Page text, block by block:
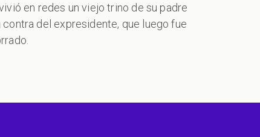
en redes un viejo trino de su padre
contra del expresidente, que luego fue